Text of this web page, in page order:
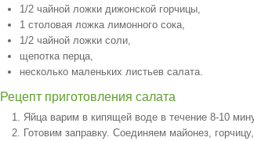
1/2 чайной ложки дижонской горчицы,
1 столовая ложка лимонного сока,
1/2 чайной ложки соли,
щепотка перца,
несколько маленьких листьев салата.
Рецепт приготовления салата
Яйца варим в кипящей воде в течение 8-10
Готовим заправку. Соединяем майонез,